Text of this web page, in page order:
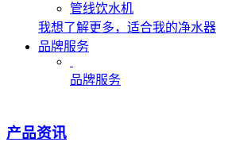
管线饮水机
我想了解更多，适合我的净水器
品牌服务
品牌服务
产品资讯